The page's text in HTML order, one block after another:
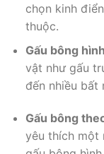
chọn kinh
thuộc.
Gấu bông
vật như gấu
đến nhiều bất
Gấu bông
yêu thích một